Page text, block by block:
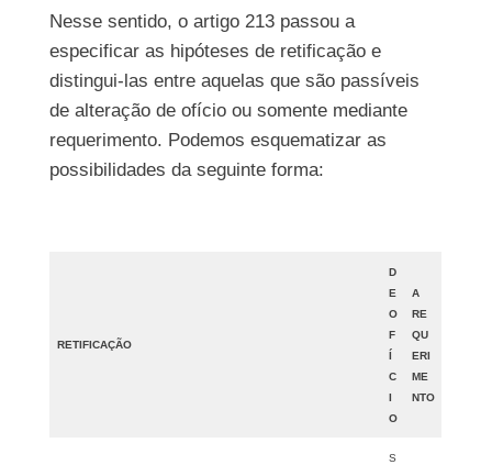
Nesse sentido, o artigo 213 passou a
especificar as hipóteses de retificação e
distingui-las entre aquelas que são passíveis
de alteração de ofício ou somente mediante
requerimento. Podemos esquematizar as
possibilidades da seguinte forma:
RETIFICAÇÃO
D
E
O
F
Í
C
I
O
A
RE
QU
ERI
ME
NTO
S